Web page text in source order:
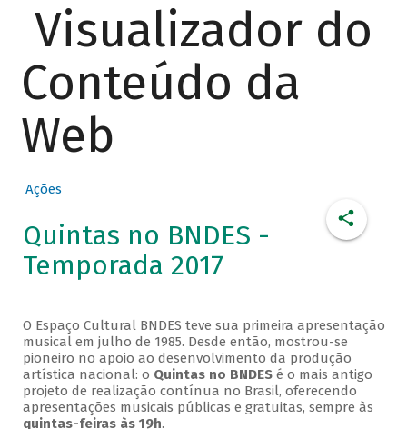
Visualizador do
Conteúdo da
Web
Ações
Quintas no BNDES -
Temporada 2017
O Espaço Cultural BNDES teve sua primeira apresentação
musical em julho de 1985. Desde então, mostrou-se
pioneiro no apoio ao desenvolvimento da produção
artística nacional: o Quintas no BNDESé o mais antigo
projeto de realização contínua no Brasil, oferecendo
apresentações musicais públicas e gratuitas, sempre às
quintas-feiras às 19h.